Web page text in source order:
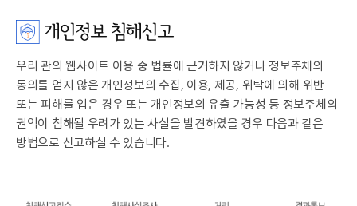
개인정보 침해신고
우리 관의 웹사이트 이용 중 법률에 근거하지 않거나 정보주체의
동의를 얻지 않은 개인정보의 수집, 이용, 제공, 위탁에 의해 위반
또는 피해를 입은 경우 또는 개인정보의 유출 가능성 등 정보주체의
권익이 침해될 우려가 있는 사실을 발견하였을 경우 다음과 같은
방법으로 신고하실 수 있습니다.